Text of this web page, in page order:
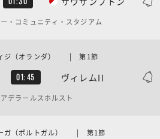
・コミュニティ・スタジアム
01:45 ヴィレムII
ィジ（オランダ） | 第1節
デラールスホルスト
ーガ（ポルトガル） | 第1節